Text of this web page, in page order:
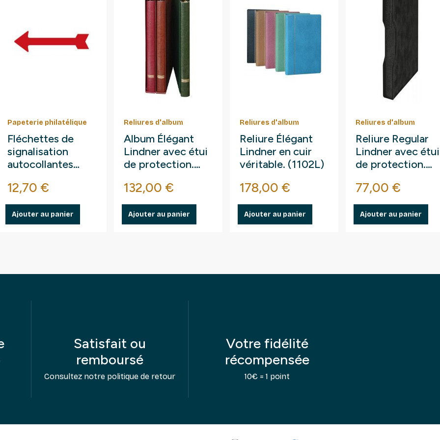
Papeterie philatélique
Fléchettes de
signalisation
autocollantes
Prix
12,70 €
Ajouter au panier
Reliures d'album
Album Élégant
Lindner avec étui
de protection.
Prix
132,00 €
Ajouter au panier
Reliures d'album
Reliure Élégant
Lindner en cuir
véritable. (1102L)
Prix
178,00 €
Ajouter au panier
Reliures d'album
Reliure Regular
Lindner avec étui
de protection.
Prix
77,00 €
Ajouter au panier
Satisfait ou
remboursé
Consultez notre politique de retour
Votre fidélité
récompensée
10€ = 1 point